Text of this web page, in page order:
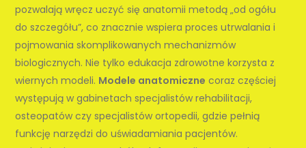
pozwalają wręcz uczyć się anatomii metodą „od ogółu
do szczegółu”, co znacznie wspiera proces utrwalania i
pojmowania skomplikowanych mechanizmów
biologicznych. Nie tylko edukacja zdrowotne korzysta z
wiernych modeli. Modele anatomiczne coraz częściej
występują w gabinetach specjalistów rehabilitacji,
osteopatów czy specjalistów ortopedii, gdzie pełnią
funkcję narzędzi do uświadamiania pacjentów.